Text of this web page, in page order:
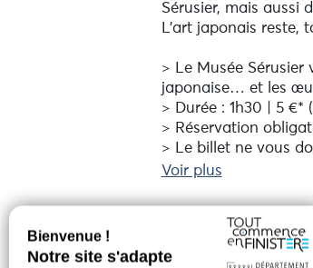
Sérusier, mais aussi
L’art japonais
> Le Musée
japonaise… et les
> Durée : 1h30 | 5
> Réservation
> Le billet ne vous
libre du musée".
À partir de 8 ans.
Voir plus